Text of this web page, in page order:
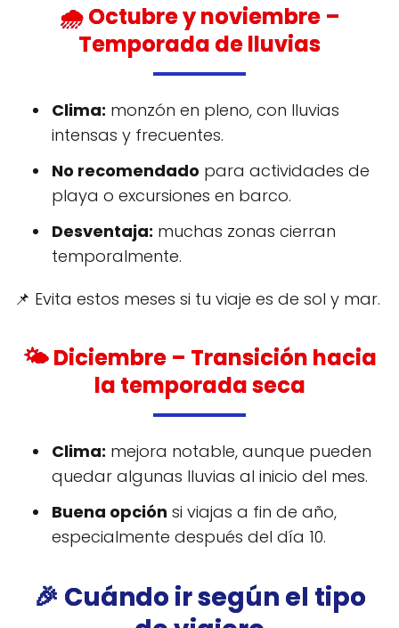
🌧️Octubre y noviembre–
Temporada de lluvias
Clima: monzón en pleno, con lluvias
intensas y frecuentes.
No recomendado para actividades de
playa o excursiones en barco.
Desventaja: muchas zonas cierran
temporalmente.
📌 Evita estos meses si tu viaje es de sol y mar.
🌤️Diciembre– Transición hacia
la temporada seca
Clima: mejora notable, aunque pueden
quedar algunas lluvias al inicio del mes.
Buena opción si viajas a fin de año,
especialmente después del día 10.
🎉 Cuándo ir según el tipo